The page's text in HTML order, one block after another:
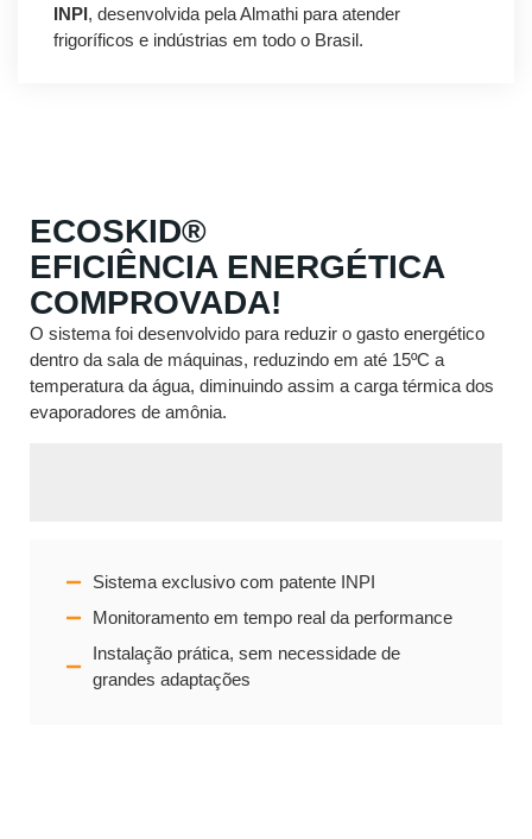
INPI, desenvolvida pela Almathi para atender
frigoríficos e indústrias em todo o Brasil.
ECOSKID®
EFICIÊNCIA ENERGÉTICA
COMPROVADA!
O sistema foi desenvolvido para reduzir o gasto energético
dentro da sala de máquinas, reduzindo em até 15ºC a
temperatura da água, diminuindo assim a carga térmica dos
evaporadores de amônia.
Sistema exclusivo com patente INPI
Monitoramento em tempo real da performance
Instalação prática, sem necessidade de
grandes adaptações